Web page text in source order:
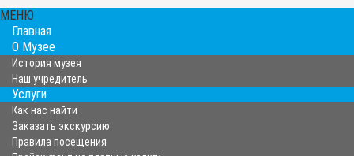
МЕНЮ
Главная
О Музее
История музея
Наш учредитель
Услуги
Как нас найти
Заказать экскурсию
Правила посещения